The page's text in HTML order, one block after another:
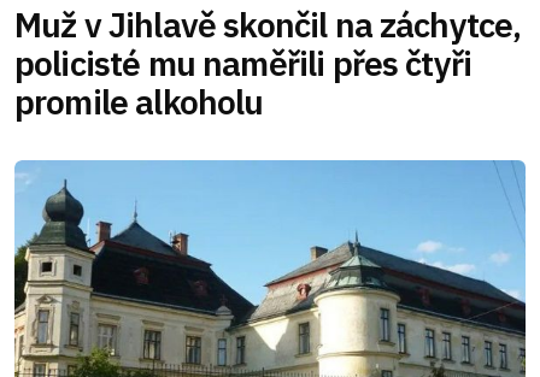
Muž v Jihlavě skončil na záchytce,
policisté mu naměřili přes čtyři
promile alkoholu